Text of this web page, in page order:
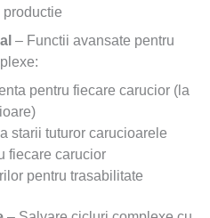
productie
– Functii avansate pentru
pentru fiecare carucior (la
starii tuturor carucioarele
fiecare carucior
pentru trasabilitate